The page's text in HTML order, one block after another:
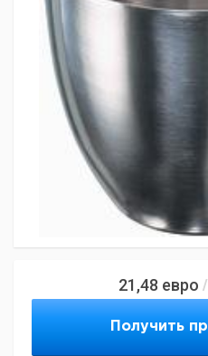
21,48 евро /
Получить